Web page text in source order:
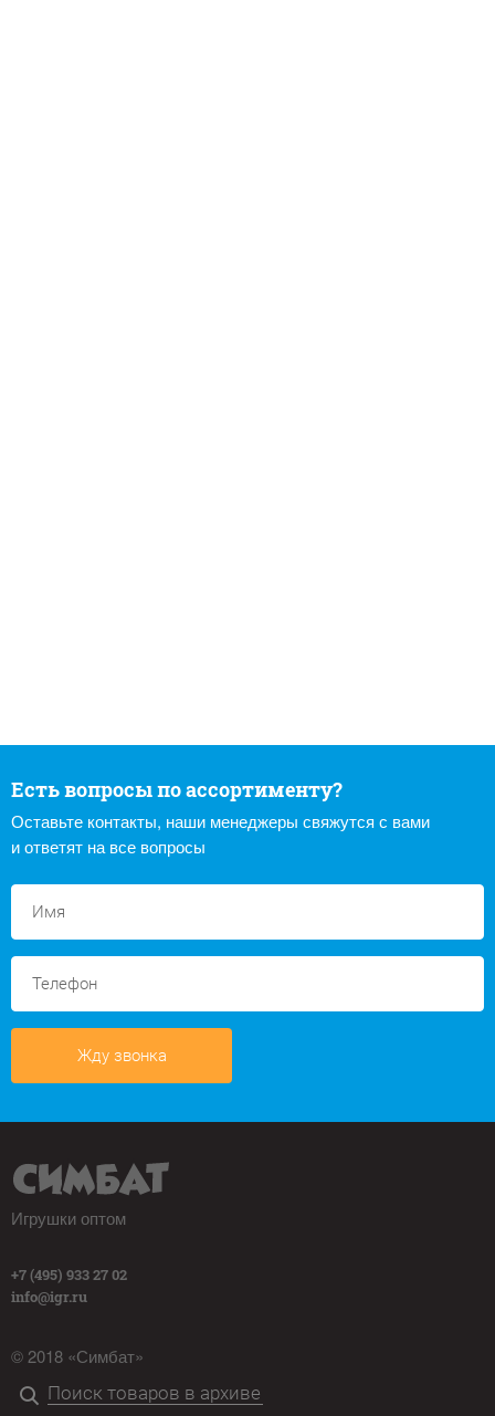
Есть вопросы по ассортименту?
Оставьте контакты, наши менеджеры свяжутся с вами
и ответят на все вопросы
Жду звонка
Игрушки оптом
+7 (495) 933 27 02
info@igr.ru
© 2018 «Симбат»